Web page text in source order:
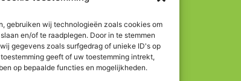
gebruiken wij technologieën zoals cookies om
en/of te raadplegen. Door in te stemmen
gegevens zoals surfgedrag of unieke ID's op
geeft of uw toestemming intrekt,
op bepaalde functies en mogelijkheden.